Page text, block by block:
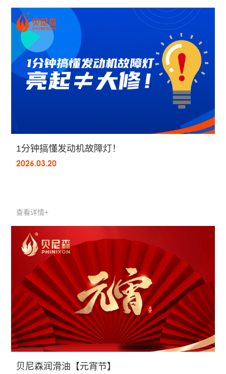
1分钟搞懂发动机故障灯！
2026.03.20
查看详情+
贝尼森润滑油【元宵节】